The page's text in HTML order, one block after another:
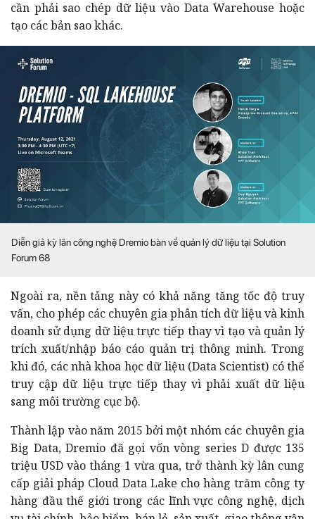
cần phải sao chép dữ liệu vào Data Warehouse hoặc
tạo các bản sao khác.
Diễn giả kỳ lân công nghệ Dremio bàn về quản lý dữ liệu tại Solution
Forum 68
Ngoài ra, nền tảng này có khả năng tăng tốc độ truy
vấn, cho phép các chuyên gia phân tích dữ liệu và kinh
doanh sử dụng dữ liệu trực tiếp thay vì tạo và quản lý
trích xuất/nhập báo cáo quản trị thông minh. Trong
khi đó, các nhà khoa học dữ liệu (Data Scientist) có thể
truy cập dữ liệu trực tiếp thay vì phải xuất dữ liệu
sang môi trường cục bộ.
Thành lập vào năm 2015 bởi một nhóm các chuyên gia
Big Data, Dremio đã gọi vốn vòng series D được 135
triệu USD vào tháng 1 vừa qua, trở thành kỳ lân cung
cấp giải pháp Cloud Data Lake cho hàng trăm công ty
hàng đầu thế giới trong các lĩnh vực công nghệ, dịch